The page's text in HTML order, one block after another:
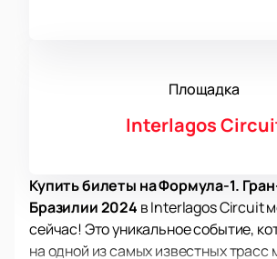
Площадка
Interlagos
Купить билеты на Формула-1.
Бразилии 2024 в Interlagos Circuit
сейчас! Это уникальное событие,
на одной из самых известных